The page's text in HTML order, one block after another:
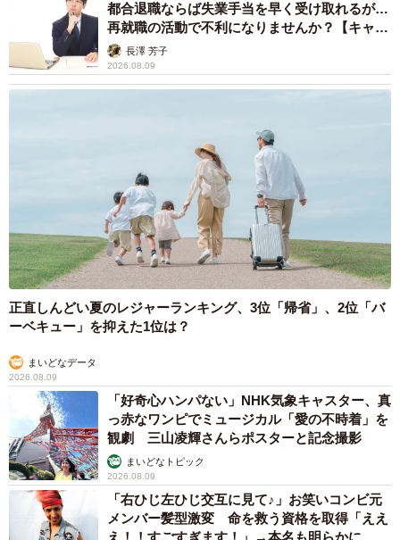
都合退職ならば失業手当を早く受け取れるが…
再就職の活動で不利になりませんか？【キャリ
アカウンセラーが解説】
長澤 芳子
2026.08.09
正直しんどい夏のレジャーランキング、3位「帰省」、2位「バ
ーベキュー」を抑えた1位は？
まいどなデータ
2026.08.09
「好奇心ハンパない」NHK気象キャスター、真
っ赤なワンピでミュージカル「愛の不時着」を
観劇 三山凌輝さんらポスターと記念撮影
まいどなトピック
2026.08.09
「右ひじ左ひじ交互に見て♪」お笑いコンビ元
メンバー髪型激変 命を救う資格を取得「ええ